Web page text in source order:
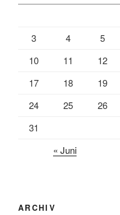
3
4 5
10
11 12
17
18 19
24
25 26
31
« Juni
ARCHIV